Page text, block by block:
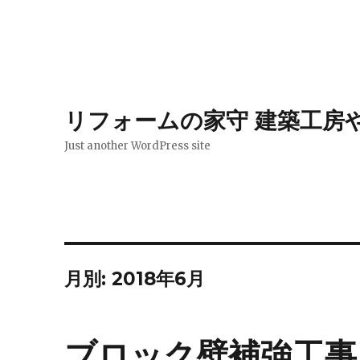
リフォームの家守 建築工房
Just another WordPress site
月別: 2018年6月